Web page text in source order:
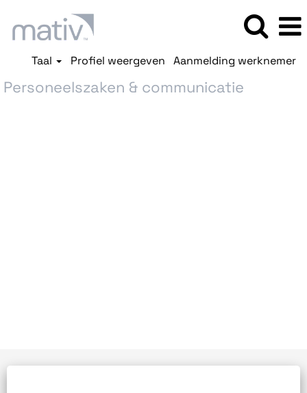
Taal Profiel weergeven Aanmelding werknemer
Personeelszaken & communicatie